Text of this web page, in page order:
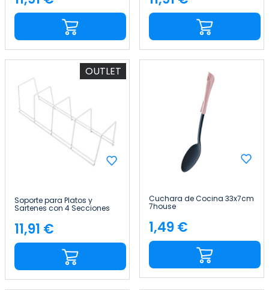
Precio Precio
OUTLET
Soporte para Platos y
Sartenes con 4 Secciones
Precio
11,91 €
Cuchara de Cocina 33x7cm
7house
Precio
1,49 €